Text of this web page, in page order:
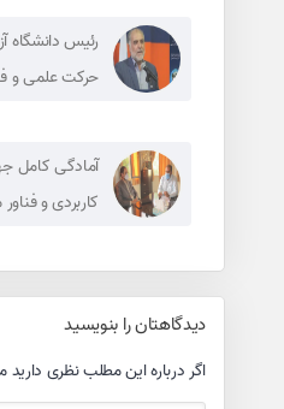
رئیس دانشگاه
حرکت علمی و
آمادگی کامل
کاربردی و
دیدگاهتان را بنویسید
اگر درباره این مطلب نظری دارید